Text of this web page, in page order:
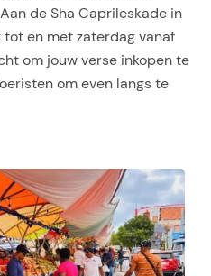
de Sha Caprileskade in
tot en met zaterdag vanaf
om jouw verse inkopen te
om even langs te